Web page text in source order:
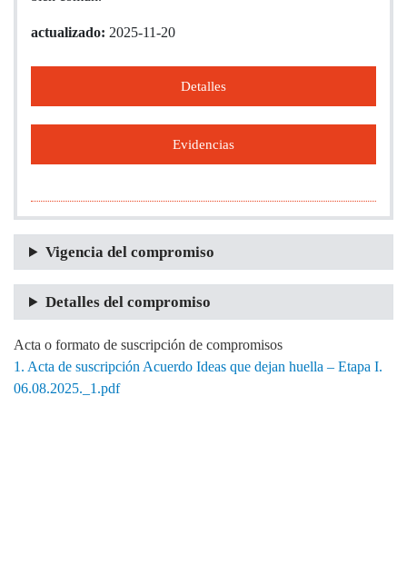
actualizado: 2025-11-20
Detalles
Evidencias
Vigencia del compromiso
Detalles del compromiso
Acta o formato de suscripción de compromisos
1. Acta de suscripción Acuerdo Ideas que dejan huella – Etapa I.
06.08.2025._1.pdf